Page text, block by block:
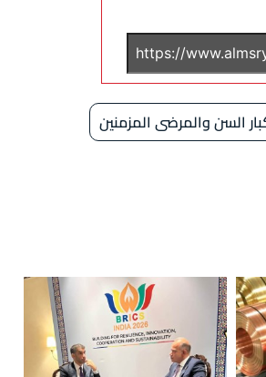
السن والمرضى المزمنين